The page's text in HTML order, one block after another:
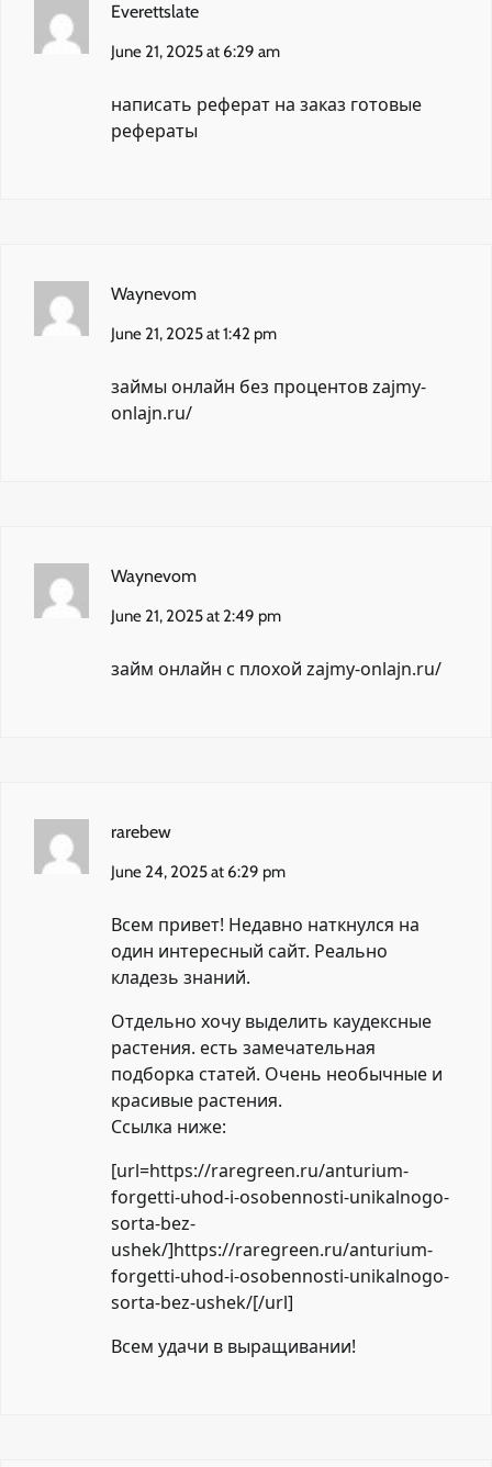
Everettslate
June 21, 2025 at 6:29 am
написать реферат на заказ готовые
рефераты
Waynevom
June 21, 2025 at 1:42 pm
займы онлайн без процентовzajmy-
onlajn.ru/
Waynevom
June 21, 2025 at 2:49 pm
займ онлайн с плохой zajmy-onlajn.ru/
rarebew
June 24, 2025 at 6:29 pm
Всем привет! Недавно наткнулся на
один интересный сайт. Реально
кладезь знаний.
Отдельно хочу выделить каудексные
растения. есть замечательная
подборка статей. Очень необычные и
красивые растения.
Ссылка ниже:
[url=https://raregreen.ru/anturium-
forgetti-uhod-i-osobennosti-unikalnogo-
sorta-bez-
ushek/]https://raregreen.ru/anturium-
forgetti-uhod-i-osobennosti-unikalnogo-
sorta-bez-ushek/[/url]
Всем удачи в выращивании!